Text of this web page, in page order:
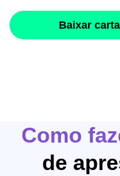
Baixar
Como
de